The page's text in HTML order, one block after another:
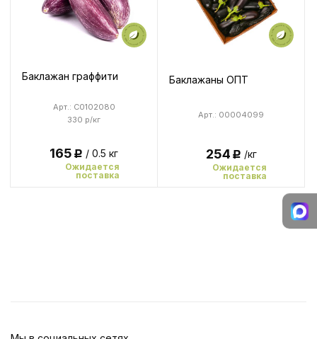
Баклажан граффити
330 р/кг
Арт.: C0102080
165Р / 0.5 кг
Ожидается
поставка
Баклажаны ОПТ
Арт.: 00004099
254Р /кг
Ожидается
поставка